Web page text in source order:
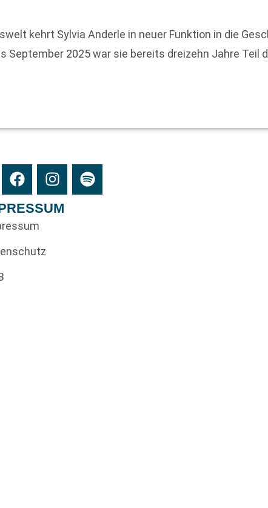
kehrt Sylvia Anderle in neuer Funktion in die
September 2025 war sie bereits dreizehn Jahre Teil